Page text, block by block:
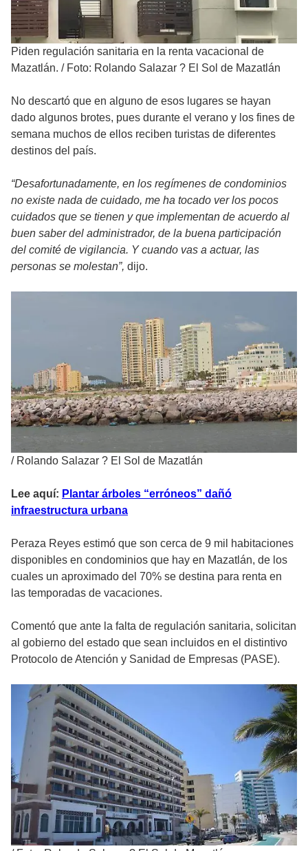
Piden regulación sanitaria en la renta vacacional de
Mazatlán. / Foto: Rolando Salazar ? El Sol de Mazatlán
No descartó que en alguno de esos lugares se hayan
dado algunos brotes, pues durante el verano y los fines de
semana muchos de ellos reciben turistas de diferentes
destinos del país.
“Desafortunadamente, en los regímenes de condominios
no existe nada de cuidado, me ha tocado ver los pocos
cuidados que se tienen y que implementan de acuerdo al
buen saber del administrador, de la buena participación
del comité de vigilancia. Y cuando vas a actuar, las
personas se molestan”, dijo.
/ Rolando Salazar ? El Sol de Mazatlán
Lee aquí: Plantar árboles “erróneos” dañó
infraestructura urbana
Peraza Reyes estimó que son cerca de 9 mil habitaciones
disponibles en condominios que hay en Mazatlán, de los
cuales un aproximado del 70% se destina para renta en
las temporadas de vacaciones.
Comentó que ante la falta de regulación sanitaria, solicitan
al gobierno del estado que sean incluidos en el distintivo
Protocolo de Atención y Sanidad de Empresas (PASE).